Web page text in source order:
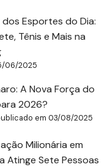
Esportes do Dia:
Tênis e Mais na
06/2025
A Nova Força do
2026?
em 03/08/2025
Milionária em
Atinge Sete Pessoas